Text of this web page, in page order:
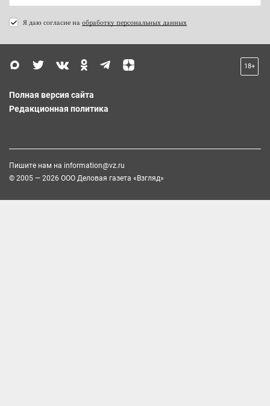
Я даю согласие на обработку персональных данных
18+
Полная версия сайта
Редакционная политика
Пишите нам на information@vz.ru
© 2005 — 2026 ООО Деловая газета «Взгляд»